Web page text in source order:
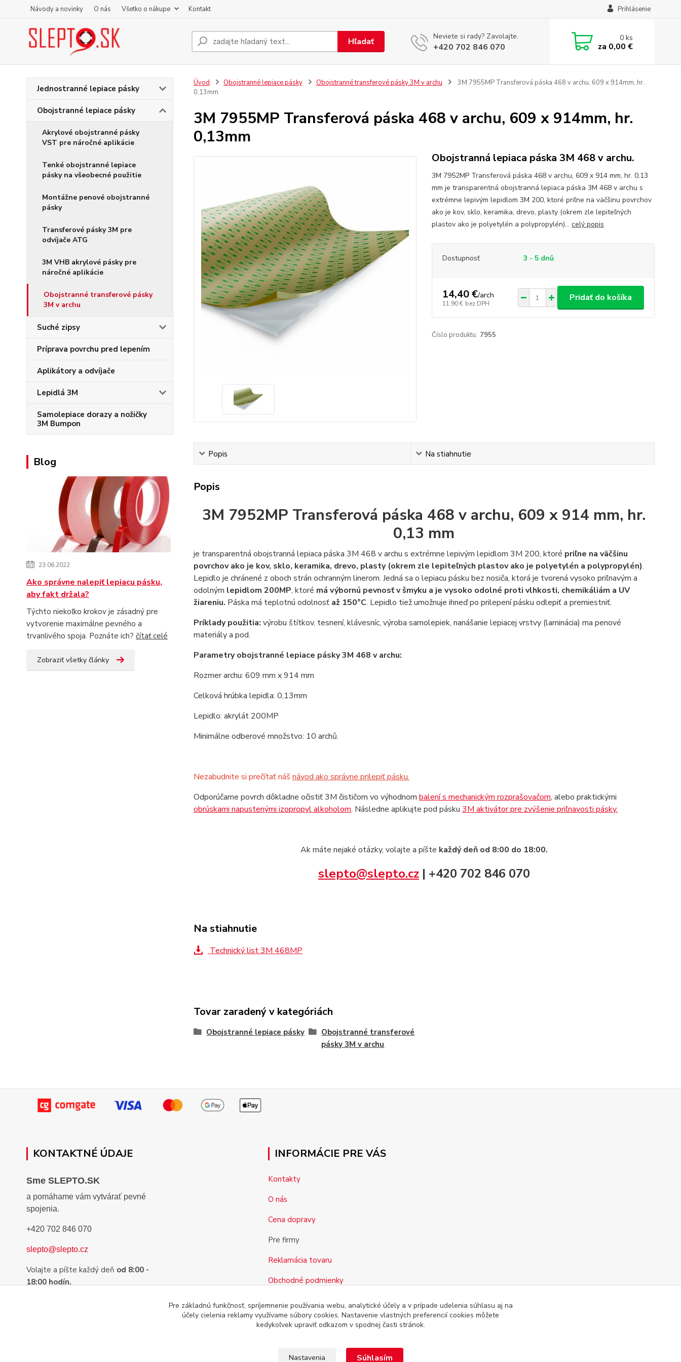
Návody a novinky O nás Všetko o nákupe Kontakt Prihlásenie
Hľadať Neviete si rady? Zavolajte.
+420 702 846 070
0ks
za 0,00 €
Jednostranné lepiace pásky
Obojstranné lepiace pásky
Akrylové obojstranné pásky
VST pre náročné aplikácie
Tenké obojstranné lepiace
pásky na všeobecné použitie
Montážne penové obojstranné
pásky
Transferové pásky 3M pre
odvíjače ATG
3M VHB akrylové pásky pre
náročné aplikácie
Obojstranné transferové pásky
3M v archu
Suché zipsy
Príprava povrchu pred lepením
Aplikátory a odvíjače
Lepidlá 3M
Samolepiace dorazy a nožičky
3M Bumpon
Blog
23.06.2022
Ako správne nalepiť lepiacu pásku,
aby fakt držala?
Týchto niekoľko krokov je zásadný pre
vytvorenie maximálne pevného a
trvanlivého spoja. Poznáte ich? čítať celé
Zobraziť všetky články
Úvod Obojstranné lepiace pásky Obojstranné transferové pásky 3M v archu
3M 7955MP Transferová páska 468 v archu, 609 x 914mm, hr.
0,13mm
3M 7955MP Transferová páska 468 v archu, 609 x 914mm, hr.
0,13mm
Obojstranná lepiaca páska 3M 468 v archu.
3M 7952MP Transferová páska 468 v archu, 609 x 914 mm, hr. 0,13
mm je transparentná obojstranná lepiaca páska 3M 468 v archu s
extrémne lepivým lepidlom 3M 200, ktoré priľne na väčšinu povrchov
ako je kov, sklo, keramika, drevo, plasty (okrem zle lepiteľných
plastov ako je polyetylén a polypropylén)... celý popis
Dostupnosť 3 - 5 dnů
14,40 €/arch
11,90 € bez DPH
Pridať do košíka
Číslo produktu: 7955
Popis Na stiahnutie
Popis
3M 7952MP Transferová páska 468 v archu, 609 x 914 mm, hr.
0,13 mm
je transparentná obojstranná lepiaca páska 3M 468 v archu s extrémne lepivým lepidlom 3M 200, ktoré priľne na väčšinu
povrchov ako je kov, sklo, keramika, drevo, plasty (okrem zle lepiteľných plastov ako je polyetylén a polypropylén).
Lepidlo je chránené z oboch strán ochranným linerom. Jedná sa o lepiacu pásku bez nosiča, ktorá je tvorená vysoko priľnavým a
odolným lepidlom 200MP, ktoré má výbornú pevnosť v šmyku a je vysoko odolné proti vlhkosti, chemikáliám a UV
žiareniu. Páska má teplotnú odolnosťaž 150°C. Lepidlo tiež umožnuje ihneď po prilepení pásku odlepiť a premiestniť.
Príklady použitia: výrobu štítkov, tesnení, klávesníc, výroba samolepiek, nanášanie lepiacej vrstvy (laminácia) ma penové
materiály a pod.
Parametry obojstranné lepiace pásky 3M 468 v archu:
Rozmer archu: 609 mm x 914 mm
Celková hrúbka lepidla: 0,13mm
Lepidlo: akrylát 200MP
Minimálne odberové množstvo: 10 archů.
Nezabudnite si prečítať náš návod ako správne prilepiť pásku.
Odporúčame povrch dôkladne očistiť 3M čističom vo výhodnom balení s mechanickým rozprašovačom, alebo praktickými
obrúskami napustenými izopropyl alkoholom. Následne aplikujte pod pásku 3M aktivátor pre zvýšenie priľnavosti pásky.
Ak máte nejaké otázky, volajte a píšte každý deň od 8:00 do 18:00.
slepto@slepto.cz| +420 702 846 070
Na stiahnutie
Technický list 3M 468MP
Tovar zaradený v kategóriách
Obojstranné lepiace pásky
Obojstranné transferové
pásky 3M v archu
KONTAKTNÉ ÚDAJE
Sme SLEPTO.SK
a pomáhame vám vytvárať pevné
spojenia.
+420 702 846 070
slepto@slepto.cz
Volajte a píšte každý deň od 8:00 -
18:00 hodín.
INFORMÁCIE PRE VÁS
Kontakty
O nás
Cena dopravy
Pre firmy
Reklamácia tovaru
Obchodné podmienky
Pre základnú funkčnosť, spríjemnenie používania webu, analytické účely a v prípade udelenia súhlasu aj na
účely cielenia reklamy využívame súbory cookies. Nastavenie vlastných preferencií cookies môžete
kedykoľvek upraviť odkazom v spodnej časti stránok.
Nastavenia Súhlasím